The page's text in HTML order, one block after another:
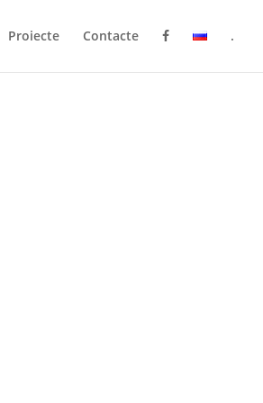
Proiecte Contacte .